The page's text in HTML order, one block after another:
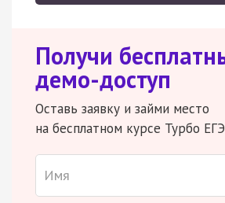
Получи
демо-доступ
Оставь заявку и займи место
на бесплатном курсе Турбо ЕГЭ